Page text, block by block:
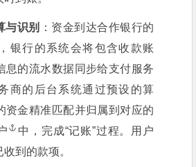
与识别
：资金到达合作银行的
银行的系统会将包含收款账
息的流水数据同步给支付服务
商的后台系统通过预设的算
资金精准匹配并归属到对应的
中，完成“记账”过程。用户
到的款项。